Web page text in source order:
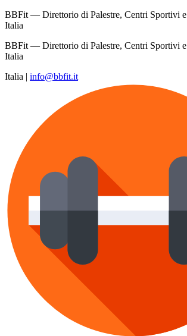
BBFit — Direttorio di Palestre, Centri Sportivi e
Italia
BBFit — Direttorio di Palestre, Centri Sportivi e
Italia
Italia | info@bbfit.it